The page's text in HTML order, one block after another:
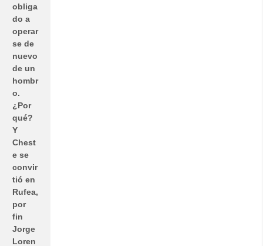
obliga
do a
operar
se de
nuevo
de un
hombr
o.
¿Por
qué?
Y
Chest
e se
convir
tió en
Rufea,
por
fin
Jorge
Loren